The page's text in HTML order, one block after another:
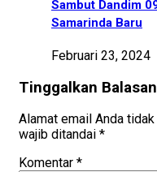
Sambut Dandim
Samarinda Baru
Februari 23, 2024
Tinggalkan Balasan
Alamat email Anda
wajib ditandai *
Komentar *